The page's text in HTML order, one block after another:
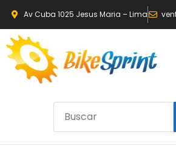
Av Cuba 1025 Jesus Maria – Lima